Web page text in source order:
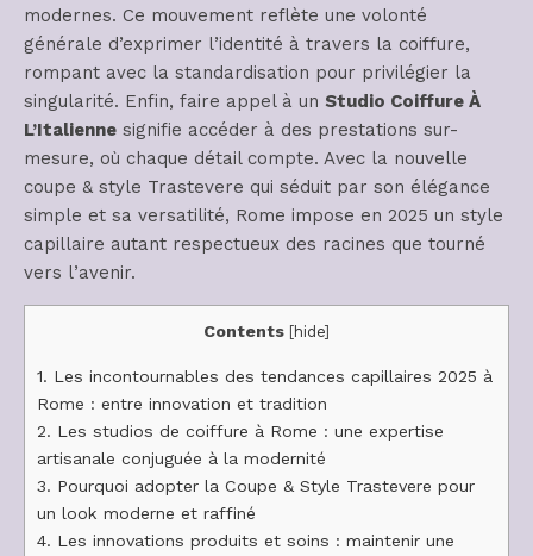
modernes. Ce mouvement reflète une volonté
générale d’exprimer l’identité à travers la coiffure,
rompant avec la standardisation pour privilégier la
singularité. Enfin, faire appel à un Studio Coiffure À
L’Italienne signifie accéder à des prestations sur-
mesure, où chaque détail compte. Avec la nouvelle
coupe & style Trastevere qui séduit par son élégance
simple et sa versatilité, Rome impose en 2025 un style
capillaire autant respectueux des racines que tourné
vers l’avenir.
Contents [hide]
1. Les incontournables des tendances capillaires 2025 à
Rome : entre innovation et tradition
2. Les studios de coiffure à Rome : une expertise
artisanale conjuguée à la modernité
3. Pourquoi adopter la Coupe & Style Trastevere pour
un look moderne et raffiné
4. Les innovations produits et soins : maintenir une